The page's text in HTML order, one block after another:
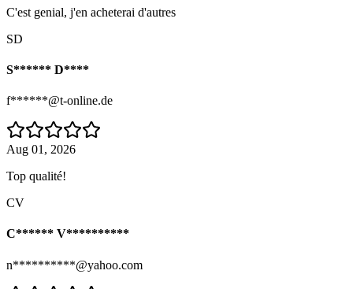
C'est genial, j'en acheterai d'autres
SD
S****** D****
f******@t-online.de
Aug 01, 2026
Top qualité!
CV
C****** V**********
n**********@yahoo.com